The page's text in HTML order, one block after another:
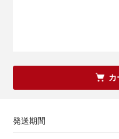
カ
発送期間